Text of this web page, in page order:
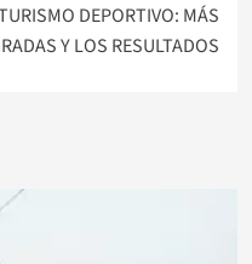
DEPORTIVO: MÁS
Y LOS RESULTADOS